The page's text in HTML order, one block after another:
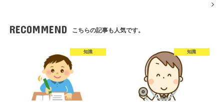
RECOMMEND こちらの記事も人気です。
知識 知識